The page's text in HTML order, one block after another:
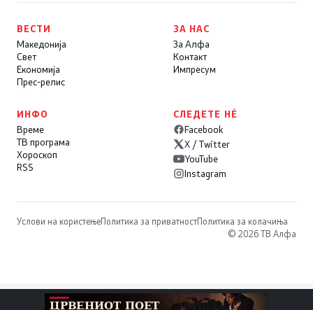
ВЕСТИ
Македонија
Свет
Економија
Прес-релис
ЗА НАС
За Алфа
Контакт
Импресум
ИНФО
Време
ТВ програма
Хороскоп
RSS
СЛЕДЕТЕ НÉ
Facebook
X / Twitter
YouTube
Instagram
Услови на користењеПолитика за приватностПолитика за колачиња
© 2026 ТВ Алфа